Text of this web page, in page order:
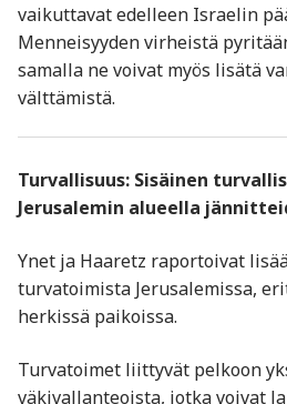
vaikuttavat edelleen Israelin
Menneisyyden virheistä
samalla ne voivat myös lisätä
välttämistä.
Turvallisuus: Sisäinen
Jerusalemin alueella
Ynet ja Haaretz raportoivat
turvatoimista Jerusalemissa,
herkissä paikoissa.
Turvatoimet liittyvät pelkoon
väkivallanteoista, jotka voivat